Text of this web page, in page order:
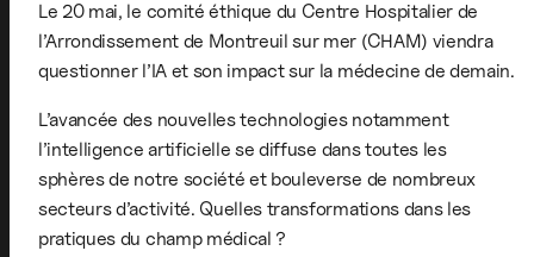
Le 20 mai, le comité éthique du Centre Hospitalier de
l’Arrondissement de Montreuil sur mer (CHAM) viendra
questionner l’IA et son impact sur la médecine de demain.
L’avancée des nouvelles technologies notamment
l’intelligence artificielle se diffuse dans toutes les
sphères de notre société et bouleverse de nombreux
secteurs d’activité. Quelles transformations dans les
pratiques du champ médical ?